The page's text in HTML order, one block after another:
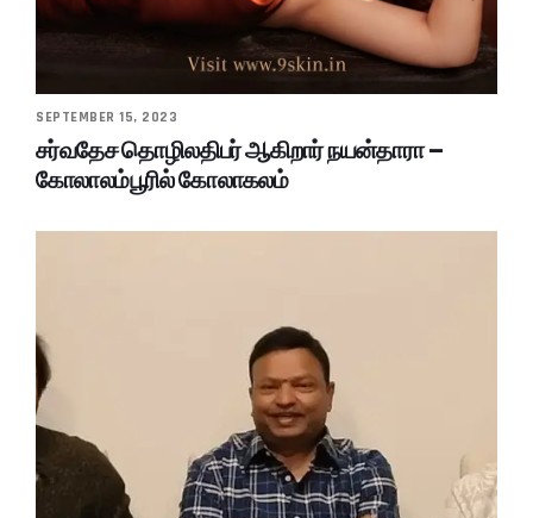
SEPTEMBER 15, 2023
சர்வதேச தொழிலதிபர் ஆகிறார் நயன்தாரா –
கோலாலம்பூரில் கோலாகலம்